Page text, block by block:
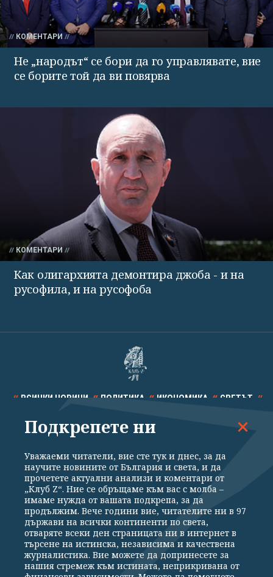
КОМЕНТАРИ
Не „народът“ се бори да го управлявате, вие
се борите той да ви повярва
КОМЕНТАРИ
Как олигархията демонтира джоба - и на
русофила, и на русофоба
ВСИЧКИ НОВИНИ ПОЛИТИКА ИКОНОМИКА СВЕТЪТ
СПОРТ КУЛТУРА ТЕХНОЛОГИИ КАЛЕЙДОСКОП
Общи условия
Политика за поверителност
Реклама
Партньори Контакти
За Клуб Z
Екип
Подкрепете ни
Подкрепете ни
Уважаеми читатели, вие сте тук и днес, за да
научите новините от България и света, и да
прочетете актуални анализи и коментари от
„Клуб Z“. Ние се обръщаме към вас с молба –
имаме нужда от вашата подкрепа, за да
продължим. Вече години вие, читателите ни в 97
държави на всички континенти по света,
отваряте всеки ден страницата ни в интернет в
търсене на истинска, независима и качествена
журналистика. Вие можете да допринесете за
нашия стремеж към истината, неприкривана от